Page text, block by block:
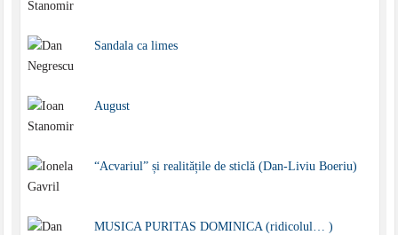
Sandala ca limes
August
“Acvariul” și realitățile de sticlă (Dan-Liviu Boeriu)
MUSICA PURITAS DOMINICA (ridicolul… )